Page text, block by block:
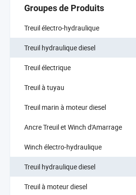
Groupes de Produits
Treuil électro-hydraulique
Treuil hydraulique diesel
Treuil électrique
Treuil à tuyau
Treuil marin à moteur diesel
Ancre Treuil et Winch d'Amarrage
Winch électro-hydraulique
Treuil hydraulique diesel
Treuil à moteur diesel